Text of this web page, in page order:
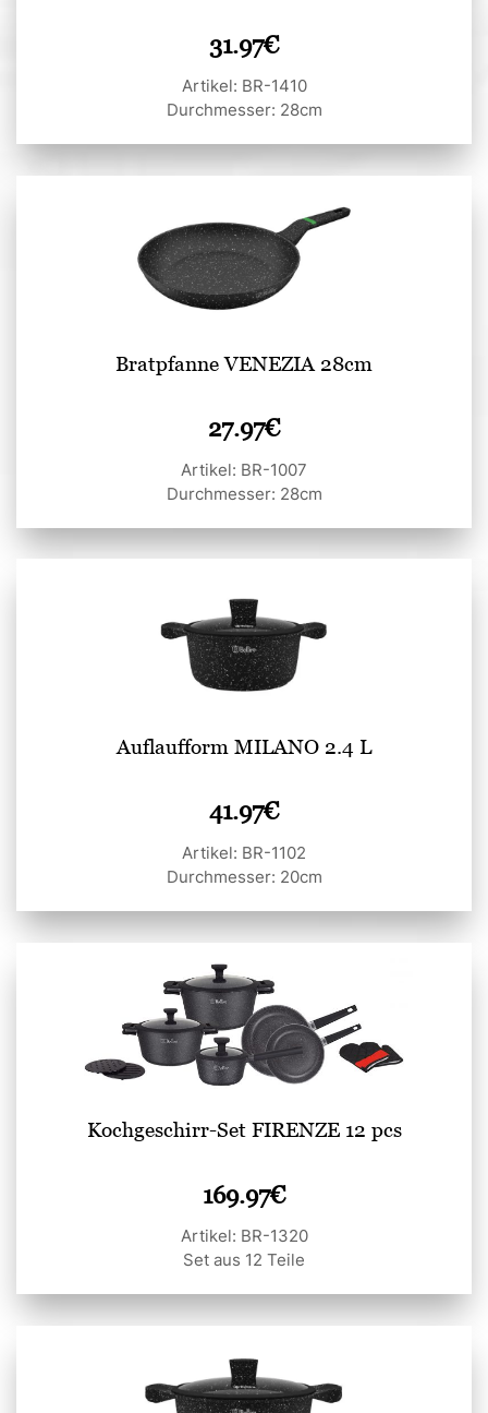
31.97€
Artikel: BR-1410
Durchmesser: 28cm
Bratpfanne VENEZIA 28cm
27.97€
Artikel: BR-1007
Durchmesser: 28cm
Auflaufform MILANO 2.4 L
41.97€
Artikel: BR-1102
Durchmesser: 20cm
Kochgeschirr-Set FIRENZE 12 pcs
169.97€
Artikel: BR-1320
Set aus 12 Teile